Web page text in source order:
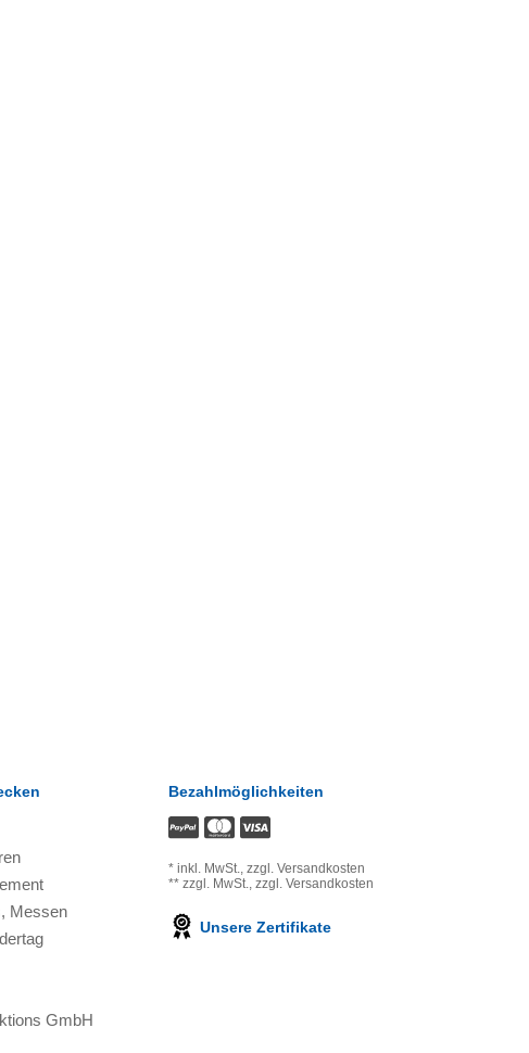
Messen
GmbH
Bezahlmöglichkeiten
* inkl. MwSt., zzgl. Versandkosten
** zzgl. MwSt., zzgl. Versandkosten
Unsere Zertifikate